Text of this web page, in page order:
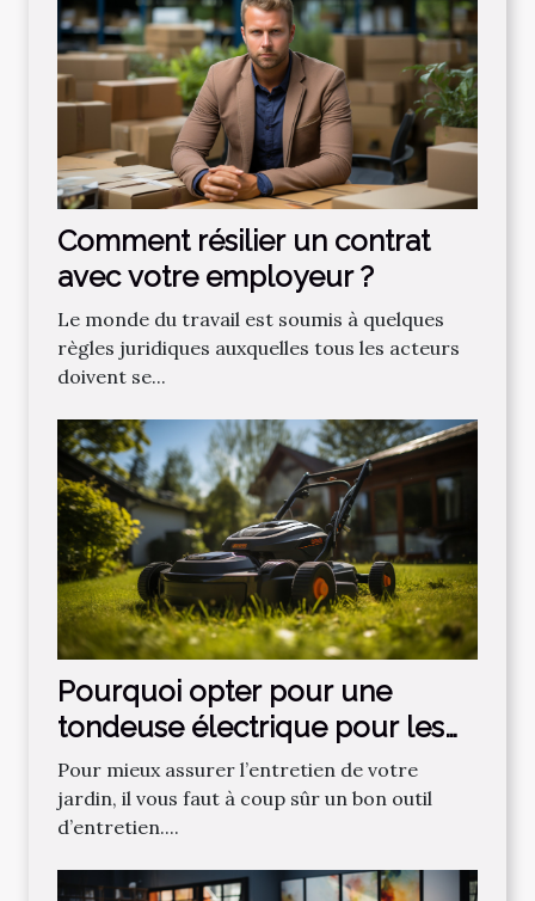
Comment résilier un contrat
avec votre employeur ?
Le monde du travail est soumis à quelques
règles juridiques auxquelles tous les acteurs
doivent se...
Pourquoi opter pour une
tondeuse électrique pour les
gazons ?
Pour mieux assurer l’entretien de votre
jardin, il vous faut à coup sûr un bon outil
d’entretien....